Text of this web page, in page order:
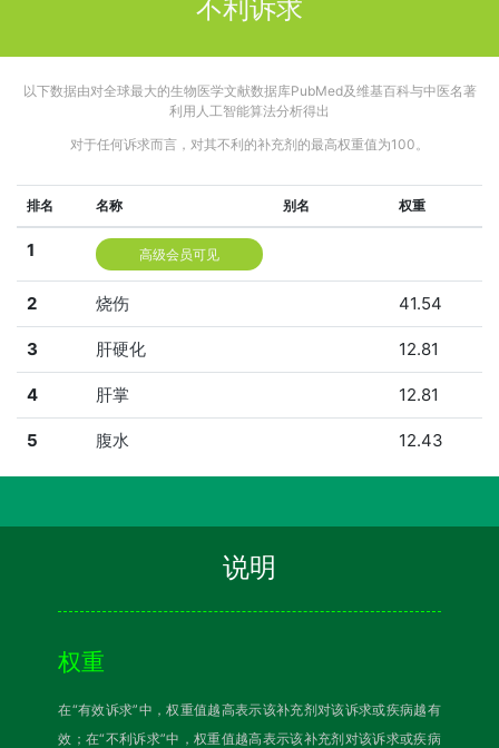
不利诉求
以下数据由对全球最大的生物医学文献数据库PubMed及维基百科与中医名著
利用人工智能算法分析得出
对于任何诉求而言，对其不利的补充剂的最高权重值为100。
排名 名称 别名 权重
1 高级会员可见
2 烧伤 41.54
3 肝硬化 12.81
4 肝掌 12.81
5 腹水 12.43
说明
权重
在“有效诉求”中，权重值越高表示该补充剂对该诉求或疾病越有
效；在“不利诉求”中，权重值越高表示该补充剂对该诉求或疾病